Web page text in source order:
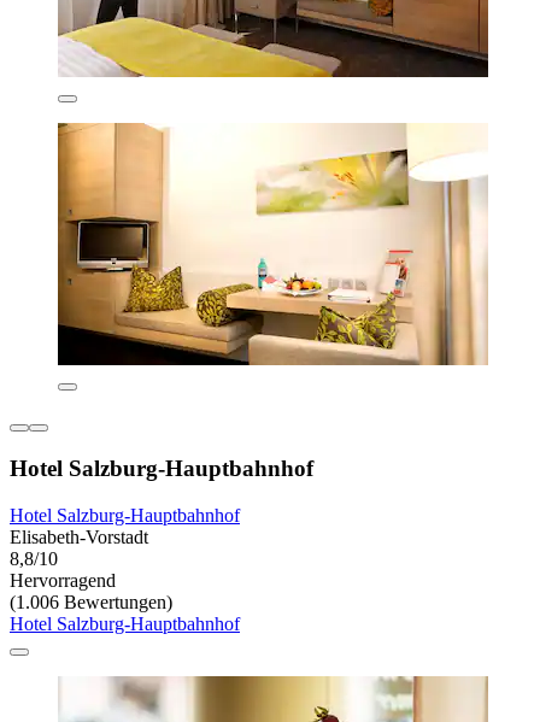
Hotel Salzburg-Hauptbahnhof
Hotel Salzburg-Hauptbahnhof
Elisabeth-Vorstadt
8,8/10
Hervorragend
(1.006 Bewertungen)
Hotel Salzburg-Hauptbahnhof